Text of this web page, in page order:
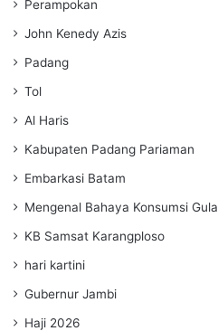
Perampokan
John Kenedy Azis
Padang
Tol
Al Haris
Kabupaten Padang Pariaman
Embarkasi Batam
Mengenal Bahaya Konsumsi Gula
KB Samsat Karangploso
hari kartini
Gubernur Jambi
Haji 2026